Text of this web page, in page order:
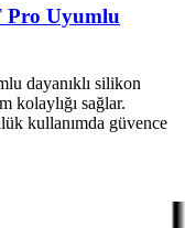
Pro Uyumlu
dayanıklı silikon
kolaylığı sağlar.
kullanımda güvence